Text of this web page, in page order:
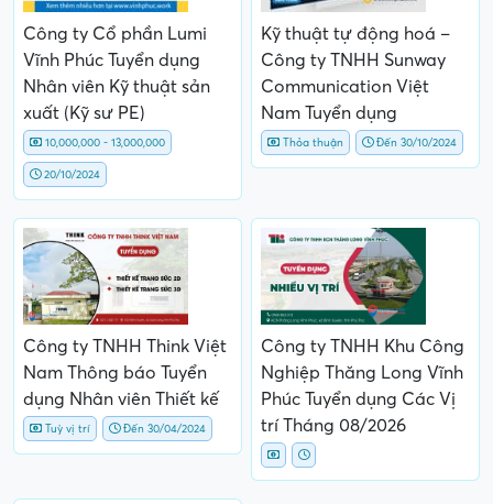
Công ty Cổ phần Lumi
Vĩnh Phúc Tuyển dụng
Nhân viên Kỹ thuật sản
xuất (Kỹ sư PE)
10,000,000 - 13,000,000
20/10/2024
Kỹ thuật tự động hoá –
Công ty TNHH Sunway
Communication Việt
Nam Tuyển dụng
Thỏa thuận Đến 30/10/2024
Công ty TNHH Think Việt
Nam Thông báo Tuyển
dụng Nhân viên Thiết kế
Tuỳ vị trí Đến 30/04/2024
Công ty TNHH Khu Công
Nghiệp Thăng Long Vĩnh
Phúc Tuyển dụng Các Vị
trí Tháng 08/2026